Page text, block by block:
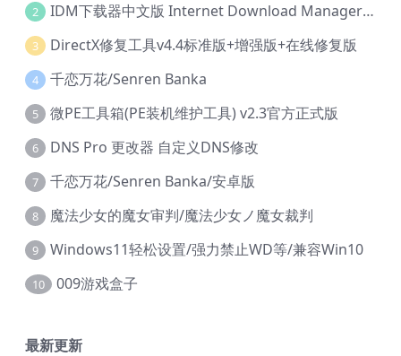
2 IDM下载器中文版 Internet Download Manager v6.42.36 IDM
3 DirectX修复工具v4.4标准版+增强版+在线修复版
4 千恋万花/Senren Banka
5 微PE工具箱(PE装机维护工具) v2.3官方正式版
6 DNS Pro 更改器 自定义DNS修改
7 千恋万花/Senren Banka/安卓版
8 魔法少女的魔女审判/魔法少女ノ魔女裁判
9 Windows11轻松设置/强力禁止WD等/兼容Win10
10 009游戏盒子
最新更新